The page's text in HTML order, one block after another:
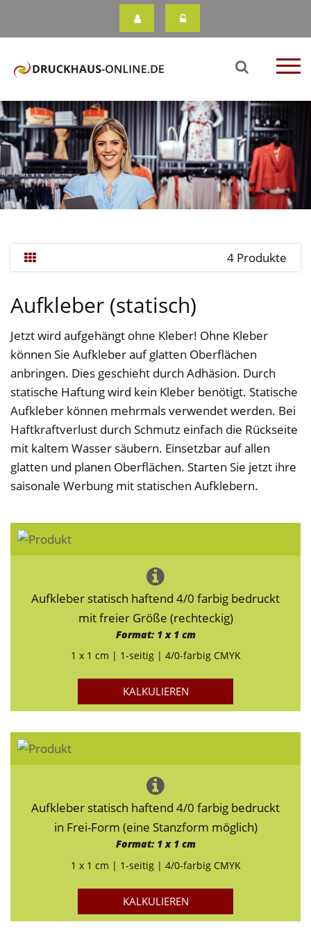
4 Produkte
Aufkleber (statisch)
Jetzt wird aufgehängt ohne Kleber! Ohne Kleber
können Sie Aufkleber auf glatten Oberflächen
anbringen. Dies geschieht durch Adhäsion. Durch
statische Haftung wird kein Kleber benötigt. Statische
Aufkleber können mehrmals verwendet werden. Bei
Haftkraftverlust durch Schmutz einfach die Rückseite
mit kaltem Wasser säubern. Einsetzbar auf allen
glatten und planen Oberflächen. Starten Sie jetzt ihre
saisonale Werbung mit statischen Aufklebern.
Aufkleber statisch haftend 4/0 farbig bedruckt
mit freier Größe (rechteckig)
Format: 1 x 1 cm
1 x 1 cm | 1-seitig | 4/0-farbig CMYK
KALKULIEREN
Aufkleber statisch haftend 4/0 farbig bedruckt
in Frei-Form (eine Stanzform möglich)
Format: 1 x 1 cm
1 x 1 cm | 1-seitig | 4/0-farbig CMYK
KALKULIEREN